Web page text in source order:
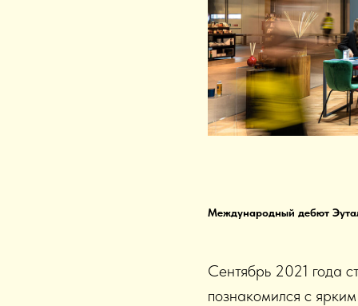
Международный дебют
Сентябрь 2021 года
познакомился с